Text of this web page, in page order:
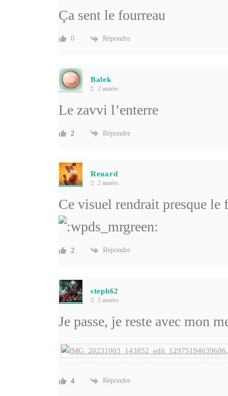
Ça sent le fourreau
0 Répondre
Balek
2 années
Le zavvi l’enterre
2 Répondre
Renard
2 années
Ce visuel rendrait presque
2 Répondre
steph62
2 années
Je passe, je reste avec mon
4 Répondre